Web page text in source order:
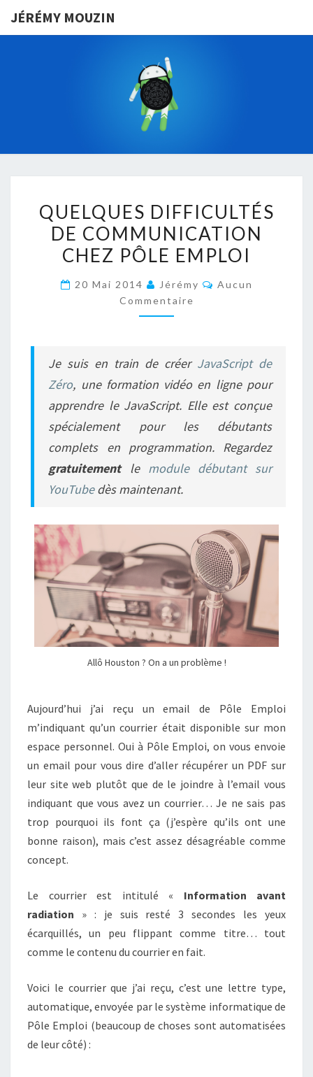
JÉRÉMY MOUZIN
JÉRÉMY
MOUZIN
VIVRE D’UNE
APPLICATION
ANDROID EN
DIFFICULTÉS
DE
COMMUNICATION
PÔLE
QUELQUES DIFFICULTÉS
DE COMMUNICATION
CHEZ PÔLE EMPLOI
20 Mai 2014 Jérémy Commentaires
Aucun
Commentaire
Je suis en train de créer JavaScript de
Zéro, une formation vidéo en ligne pour
apprendre le JavaScript. Elle est conçue
spécialement pour les débutants
complets en programmation. Regardez
gratuitementle module débutant sur
YouTubedès maintenant.
Allô Houston ? On a un problème !
Aujourd’hui j’ai reçu un email de Pôle Emploi
m’indiquant qu’un courrier était disponible sur mon
espace personnel. Oui à Pôle Emploi, on vous envoie
un email pour vous dire d’aller récupérer un PDF sur
leur site web plutôt que de le joindre à l’email vous
indiquant que vous avez un courrier… Je ne sais pas
trop pourquoi ils font ça (j’espère qu’ils ont une
bonne raison), mais c’est assez désagréable comme
concept.
Le courrier est intitulé « Information avant
radiation » : je suis resté 3 secondes les yeux
écarquillés, un peu flippant comme titre… tout
comme le contenu du courrier en fait.
Voici le courrier que j’ai reçu, c’est une lettre type,
automatique, envoyée par le système informatique de
Pôle Emploi (beaucoup de choses sont automatisées
de leur côté) :